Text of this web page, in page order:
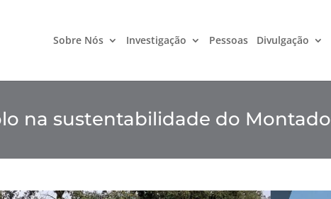
Sobre Nós Investigação Pessoas Divulgação
na sustentabilidade do Montado